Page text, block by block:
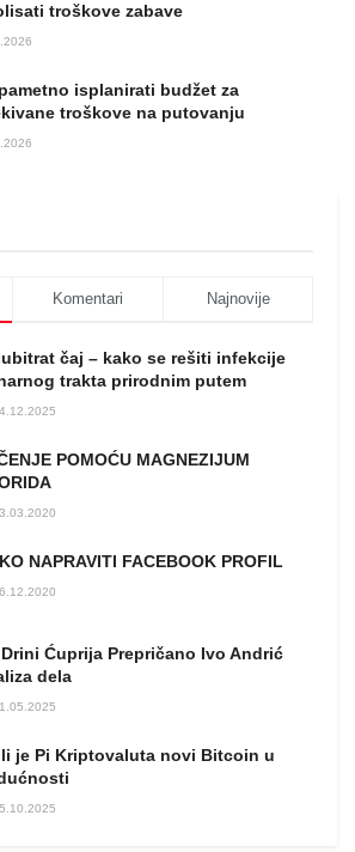
troškove zabave
isplanirati budžet za
troškove na putovanju
Komentari Najnovije
čaj – kako se rešiti infekcije
trakta prirodnim putem
POMOĆU MAGNEZIJUM
NAPRAVITI FACEBOOK PROFIL
Drini Ćuprija Prepričano Ivo Andrić
dela
li je Pi Kriptovaluta novi Bitcoin u